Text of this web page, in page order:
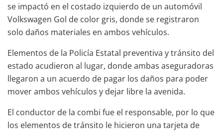
se impactó en el costado izquierdo de un automóvil
Volkswagen Gol de color gris, donde se registraron
solo daños materiales en ambos vehículos.
Elementos de la Policía Estatal preventiva y tránsito del
estado acudieron al lugar, donde ambas aseguradoras
llegaron a un acuerdo de pagar los daños para poder
mover ambos vehículos y dejar libre la avenida.
El conductor de la combi fue el responsable, por lo que
los elementos de tránsito le hicieron una tarjeta de